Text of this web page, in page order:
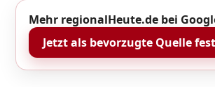
Mehr regionalHeute.de bei
Jetzt als bevorzugte Quelle